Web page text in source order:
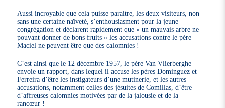
Aussi incroyable que cela puisse paraitre, les deux visiteurs, non
sans une certaine naïveté, s’enthousiasment pour la jeune
congrégation et déclarent rapidement que « un mauvais arbre ne
pouvant donner de bons fruits » les accusations contre le père
Maciel ne peuvent être que des calomnies !
C’est ainsi que le 12 décembre 1957, le père Van Vlierberghe
envoie un rapport, dans lequel il accuse les pères Dominguez et
Ferreira d’être les instigateurs d’une mutinerie, et les autres
accusations, notamment celles des jésuites de Comillas, d’être
d’affreuses calomnies motivées par de la jalousie et de la
rancœur !